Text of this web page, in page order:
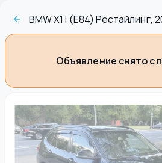
BMW X1 I (E84) Рестайлинг,
Объявление снято с